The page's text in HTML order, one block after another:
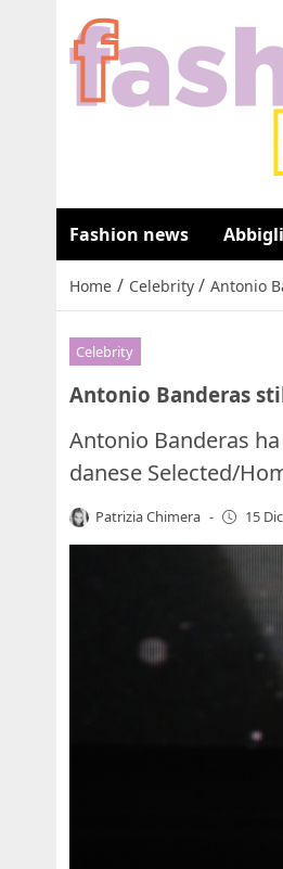
Fashion news
Home / Celebrity / Antonio
Celebrity
Antonio Banderas
Antonio Banderas
danese Selected/
Patrizia Chimera - 15